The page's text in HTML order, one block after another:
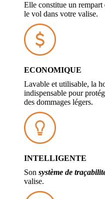
Elle constitue un rempart
le vol dans votre valise.
ECONOMIQUE
Lavable et utilisable, la
indispensable pour
des dommages légers.
INTELLIGENTE
Son système de
valise.